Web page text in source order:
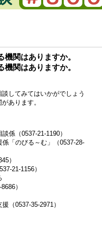
関はありますか。
関はありますか。
してみてはいかがでしょう
あります。
談係 （0537-21-1190）
「のびる～む」
（0537-28-
）
21-1156）
）
援 （0537-35-2971）